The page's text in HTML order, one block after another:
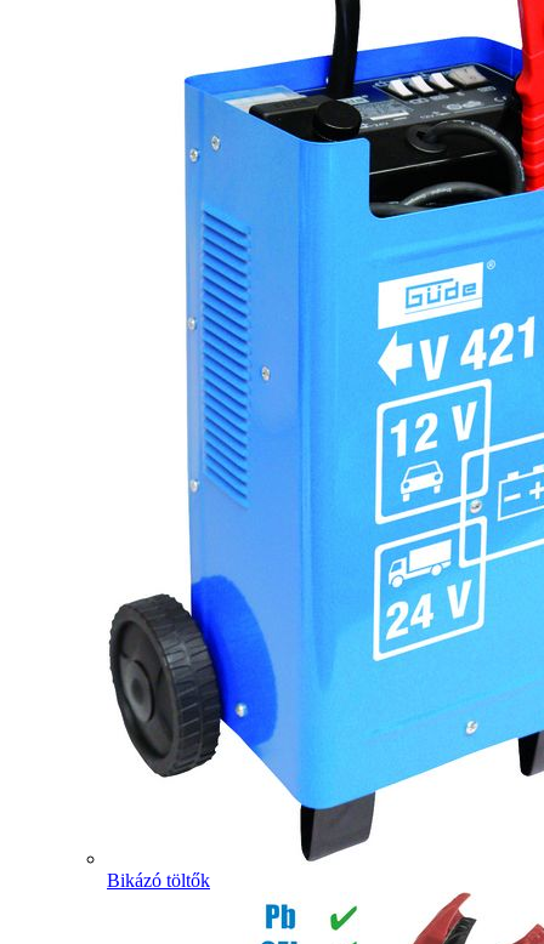
Bikázó töltők